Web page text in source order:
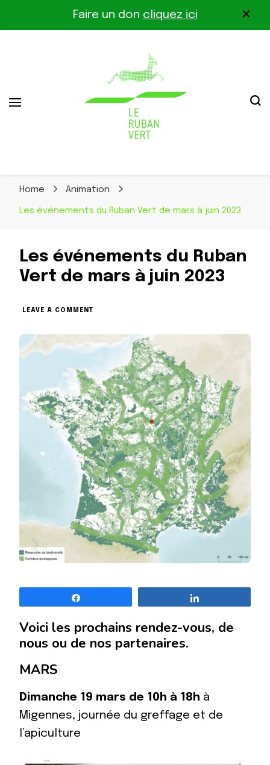
Faire un don cliquez ici
Le Ruban Vert
Home Animation
Les événements du Ruban Vert de mars à juin 2023
Les événements du Ruban
Vert de mars à juin 2023
LEAVE A COMMENT
DU
DE
MARS
À
JUIN
2023
Voici les prochains rendez-vous, de
nous ou de nos partenaires.
MARS
Dimanche 19 mars de 10h à 18h à
Migennes, journée du greffage et de
l’apiculture